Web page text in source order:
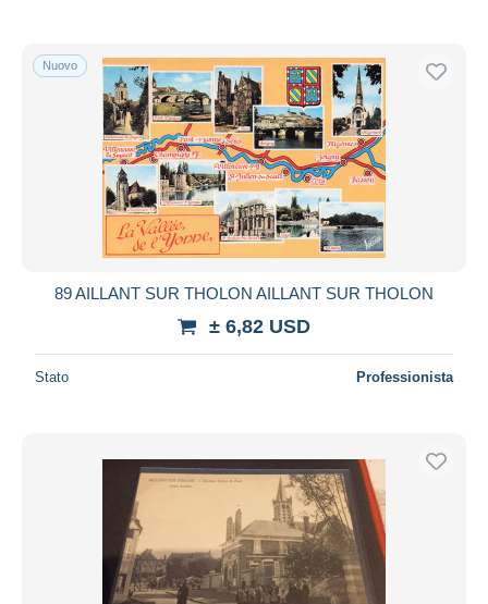
Nuovo
89 AILLANT SUR THOLON AILLANT SUR THOLON
± 6,82 USD
Stato Professionista